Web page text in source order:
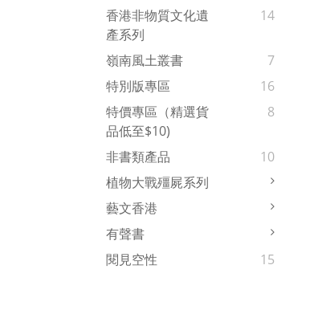
香港非物質文化遺
產系列
14
嶺南風土叢書
7
特別版專區
16
特價專區（精選貨
品低至$10)
8
非書類產品
10
植物大戰殭屍系列
藝文香港
有聲書
閱見空性
15